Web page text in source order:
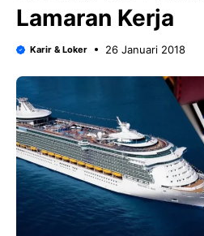
Lamaran Kerja
Karir & Loker 26 Januari 2018